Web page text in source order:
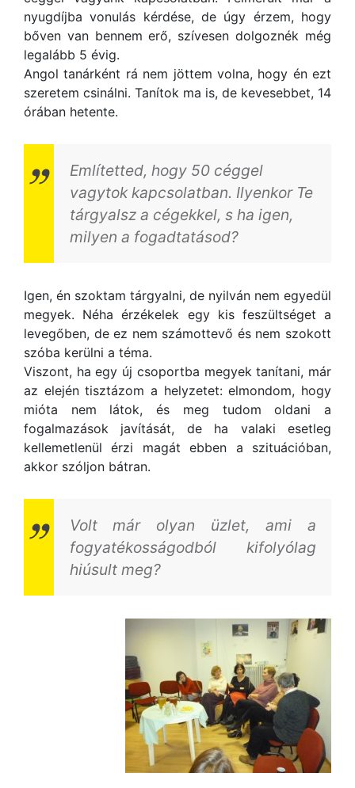
nyugdíjba vonulás kérdése, de úgy érzem, hogy
bőven van bennem erő, szívesen dolgoznék még
legalább 5 évig.
Angol tanárként rá nem jöttem volna, hogy én ezt
szeretem csinálni. Tanítok ma is, de kevesebbet, 14
órában hetente.
Említetted, hogy 50 céggel
vagytok kapcsolatban. Ilyenkor Te
tárgyalsz a cégekkel, s ha igen,
milyen a fogadtatásod?
Igen, én szoktam tárgyalni, de nyilván nem egyedül
megyek. Néha érzékelek egy kis feszültséget a
levegőben, de ez nem számottevő és nem szokott
szóba kerülni a téma.
Viszont, ha egy új csoportba megyek tanítani, már
az elején tisztázom a helyzetet: elmondom, hogy
mióta nem látok, és meg tudom oldani a
fogalmazások javítását, de ha valaki esetleg
kellemetlenül érzi magát ebben a szituációban,
akkor szóljon bátran.
Volt már olyan üzlet, ami a
fogyatékosságodból kifolyólag
hiúsult meg?